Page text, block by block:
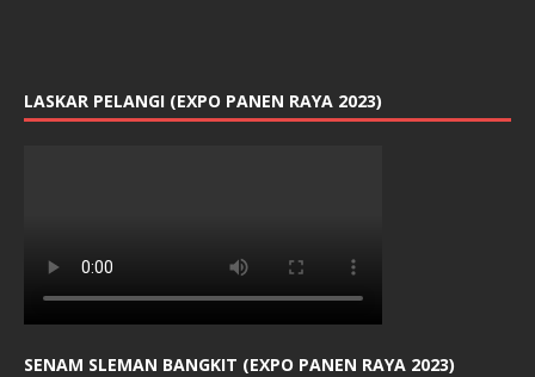
LASKAR PELANGI (EXPO PANEN RAYA 2023)
SENAM SLEMAN BANGKIT (EXPO PANEN RAYA 2023)